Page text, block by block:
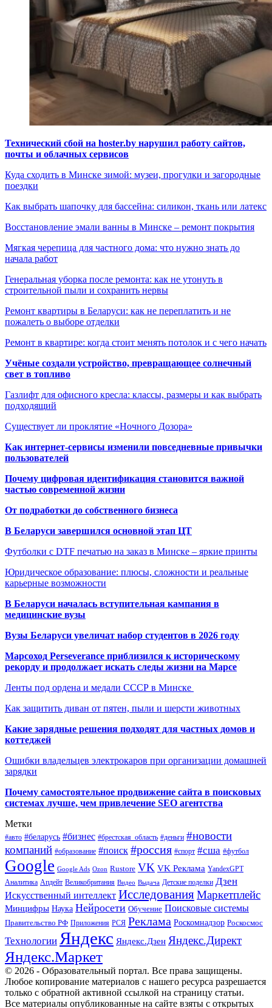
Технический сбой на hoster.by нарушил работу сайтов,
почты и облачных сервисов
Куда сходить в Минске зимой: музеи, прогулки и загородные
поездки
Как выбрать шапочку для бассейна: силикон, ткань или латекс
Восстановление эмали ванны в Минске – ремонт покрытия
Мягкая черепица для частного дома: что нужно знать до
начала работ
Генеральная уборка после ремонта: как не утонуть в
строительной пыли и сохранить нервы
Ремонт квартиры в Беларуси: как не переплатить и не
пожалеть о выборе отделки
Ремонт в квартире: когда стоит менять потолок и с чего начать
Учёные создали устройство, превращающее солнечный
свет в топливо
Газлифт для офисного кресла: классы, размеры и как выбрать
подходящий
Существует ли проклятие «Ночного Дозора»
Как интернет-сервисы изменили повседневные привычки
пользователей
Почему цифровая идентификация становится важной
частью современной жизни
От подработки до собственного бизнеса
В Беларуси завершился основной этап ЦТ
Футболки с DTF печатью на заказ в Минске – яркие принты
Юридическое образование: плюсы, сложности и реальные
карьерные возможности
В Беларуси началась вступительная кампания в
медицинские вузы
Вузы Беларуси увеличат набор студентов в 2026 году
Марсоход Perseverance приблизился к историческому
рекорду и продолжает искать следы жизни на Марсе
Ленты под ордена и медали СССР в Минске
Как защитить диван от пятен, пыли и шерсти животных
Какие зарядные решения подходят для частных домов и
коттеджей
Ошибки владельцев электрокаров при организации домашней
зарядки
Почему самостоятельное продвижение сайта в поисковых
системах лучше, чем привлечение SEO агентства
Метки
#авто #беларусь #бизнес #брестская_область #деньги #новости
компаний #образование #поиск #россия #спорт #сша #футбол
Google Google Ads Ozon Rustore VK VK Реклама YandexGPT
Аналитика Апдейт Великобритания Видео Выдача Детские поделки Дзен
Искусственный интеллект ИсследованияМаркетплейс
Минцифры Наука Нейросети Обучение Поисковые системы
Правительство РФ Приложения РСЯ Реклама Роскомнадзор Роскосмос
Технологии Яндекс Яндекс.Дзен Яндекс.Директ
Яндекс.Маркет
© 2026 - Образовательный портал. Все права защищены.
Любое копирование материалов с нашего ресурса разрешается
только с обратной активной ссылкой на страницу статьи.
Все материалы опубликованные на сайте взяты с открытых